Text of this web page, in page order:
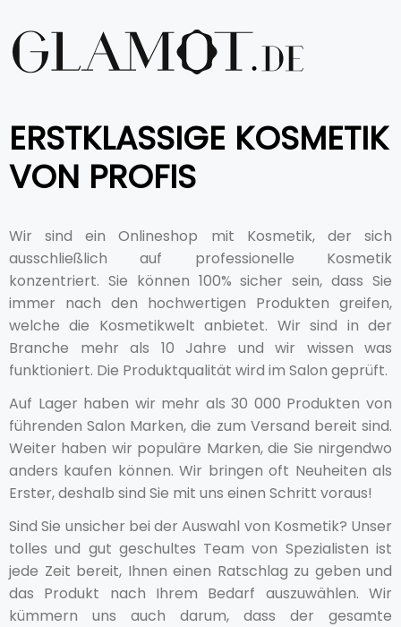
ERSTKLASSIGE KOSMETIK
VON PROFIS
Wir sind ein Onlineshop mit Kosmetik, der sich
ausschließlich auf professionelle Kosmetik
konzentriert. Sie können 100% sicher sein, dass Sie
immer nach den hochwertigen Produkten greifen,
welche die Kosmetikwelt anbietet. Wir sind in der
Branche mehr als 10 Jahre und wir wissen was
funktioniert. Die Produktqualität wird im Salon geprüft.
Auf Lager haben wir mehr als 30 000 Produkten von
führenden Salon Marken, die zum Versand bereit sind.
Weiter haben wir populäre Marken, die Sie nirgendwo
anders kaufen können. Wir bringen oft Neuheiten als
Erster, deshalb sind Sie mit uns einen Schritt voraus!
Sind Sie unsicher bei der Auswahl von Kosmetik? Unser
tolles und gut geschultes Team von Spezialisten ist
jede Zeit bereit, Ihnen einen Ratschlag zu geben und
das Produkt nach Ihrem Bedarf auszuwählen. Wir
kümmern uns auch darum, dass der gesamte